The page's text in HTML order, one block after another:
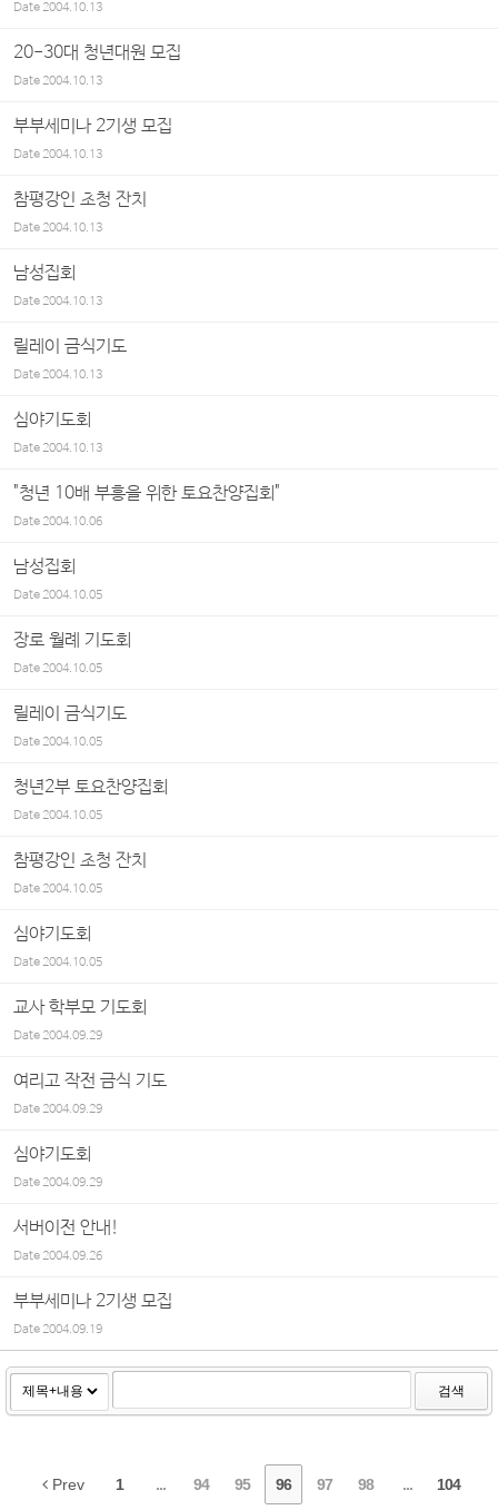
Date2004.10.13
20-30대 청년대원 모집
Date2004.10.13
부부세미나 2기생 모집
Date2004.10.13
참평강인 초청 잔치
Date2004.10.13
남성집회
Date2004.10.13
릴레이 금식기도
Date2004.10.13
심야기도회
Date2004.10.13
"청년 10배 부흥을 위한 토요찬양집회"
Date2004.10.06
남성집회
Date2004.10.05
장로 월례 기도회
Date2004.10.05
릴레이 금식기도
Date2004.10.05
청년2부 토요찬양집회
Date2004.10.05
참평강인 초청 잔치
Date2004.10.05
심야기도회
Date2004.10.05
교사 학부모 기도회
Date2004.09.29
여리고 작전 금식 기도
Date2004.09.29
심야기도회
Date2004.09.29
서버이전 안내!
Date2004.09.26
부부세미나 2기생 모집
Date2004.09.19
검색
Prev 1 ... 94 95 96 97 98 ... 104